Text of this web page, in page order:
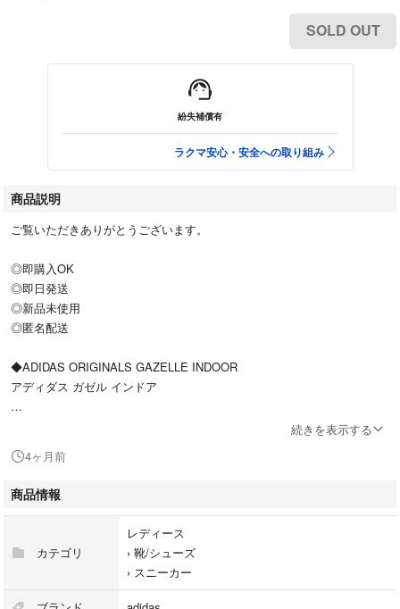
SOLD OUT
紛失補償有
ラクマ安心・安全への取り組み
商品説明
ご覧いただきありがとうございます。
◎即購入OK
◎即日発送
◎新品未使用
◎匿名配送
◆ADIDAS ORIGINALS GAZELLE INDOOR
アディダス ガゼル インドア
カラー
ブリスピンク/コアブラック/カレッジパープル
サイズ
23.5㎝
大人気モデル！アディダス ガゼル ピンク
続きを表示する
4ヶ月前
商品情報
カテゴリ
レディース
› 靴/シューズ
› スニーカー